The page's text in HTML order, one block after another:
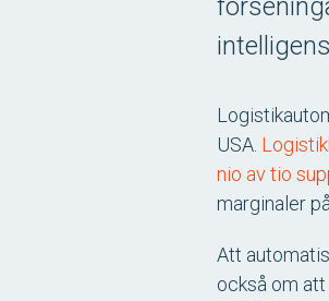
USA.
nio av tio
marginaler
Att
också om